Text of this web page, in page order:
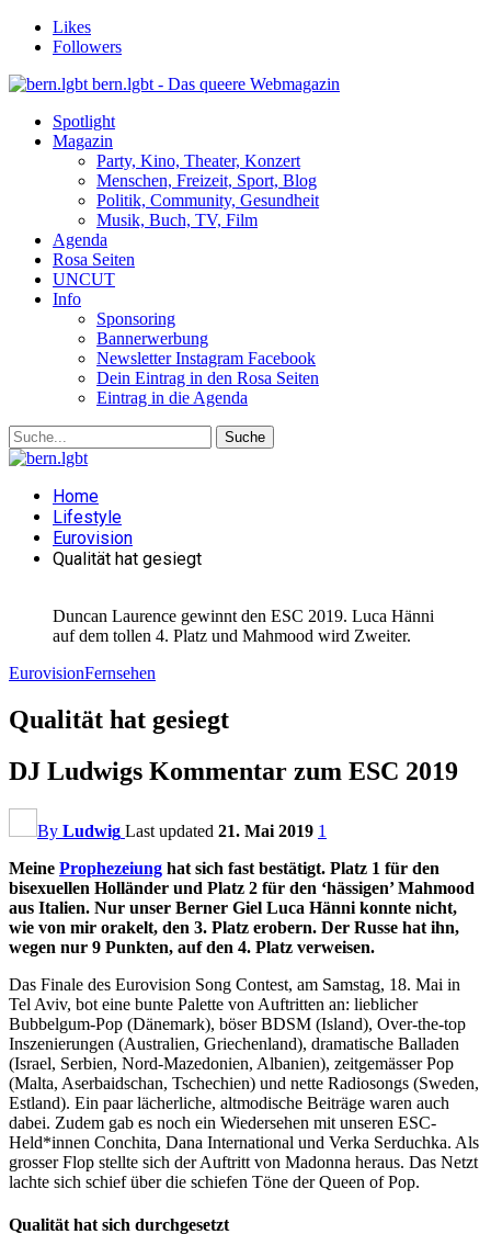
Likes
Followers
bern.lgbt - Das queere Webmagazin
Spotlight
Magazin
Party, Kino, Theater, Konzert
Menschen, Freizeit, Sport, Blog
Politik, Community, Gesundheit
Musik, Buch, TV, Film
Agenda
Rosa Seiten
UNCUT
Info
Sponsoring
Bannerwerbung
Newsletter Instagram Facebook
Dein Eintrag in den Rosa Seiten
Eintrag in die Agenda
Home
Lifestyle
Eurovision
Qualität hat gesiegt
Duncan Laurence gewinnt den ESC 2019. Luca Hänni
auf dem tollen 4. Platz und Mahmood wird Zweiter.
EurovisionFernsehen
Qualität hat gesiegt
DJ Ludwigs Kommentar zum ESC 2019
By Ludwig Last updated 21. Mai 2019 1
Meine Prophezeiung hat sich fast bestätigt. Platz 1 für den
bisexuellen Holländer und Platz 2 für den ‘hässigen’ Mahmood
aus Italien. Nur unser Berner Giel Luca Hänni konnte nicht,
wie von mir orakelt, den 3. Platz erobern. Der Russe hat ihn,
wegen nur 9 Punkten, auf den 4. Platz verweisen.
Das Finale des Eurovision Song Contest, am Samstag, 18. Mai in
Tel Aviv, bot eine bunte Palette von Auftritten an: lieblicher
Bubbelgum-Pop (Dänemark), böser BDSM (Island), Over-the-top
Inszenierungen (Australien, Griechenland), dramatische Balladen
(Israel, Serbien, Nord-Mazedonien, Albanien), zeitgemässer Pop
(Malta, Aserbaidschan, Tschechien) und nette Radiosongs (Sweden,
Estland). Ein paar lächerliche, altmodische Beiträge waren auch
dabei. Zudem gab es noch ein Wiedersehen mit unseren ESC-
Held*innen Conchita, Dana International und Verka Serduchka. Als
grosser Flop stellte sich der Auftritt von Madonna heraus. Das Netzt
lachte sich schief über die schiefen Töne der Queen of Pop.
Qualität hat sich durchgesetzt